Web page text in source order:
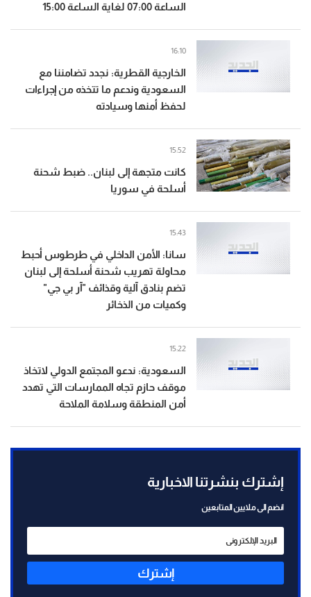
الساعة 07:00 لغاية الساعة 15:00
الخارجية القطرية: نجدد تضامننا مع
السعودية وندعم ما تتخذه من إجراءات
لحفظ أمنها وسيادته
16:10
كانت متجهة إلى لبنان.. ضبط شحنة
أسلحة في سوريا
15:52
سانا: الأمن الداخلي في طرطوس أحبط
محاولة تهريب شحنة أسلحة إلى لبنان
تضم بنادق آلية وقذائف "آر بي جي"
وكميات من الذخائر
15:43
السعودية: ندعو المجتمع الدولي لاتخاذ
موقف حازم تجاه الممارسات التي تهدد
أمن المنطقة وسلامة الملاحة
15:22
إشترك بنشرتنا الاخبارية
انضم الى ملايين المتابعين
إشترك